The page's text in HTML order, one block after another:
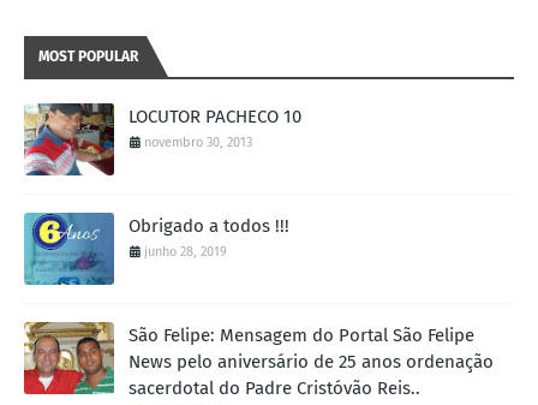
MOST POPULAR
LOCUTOR PACHECO 10
novembro 30, 2013
Obrigado a todos !!!
junho 28, 2019
São Felipe: Mensagem do Portal São Felipe
News pelo aniversário de 25 anos ordenação
sacerdotal do Padre Cristóvão Reis..